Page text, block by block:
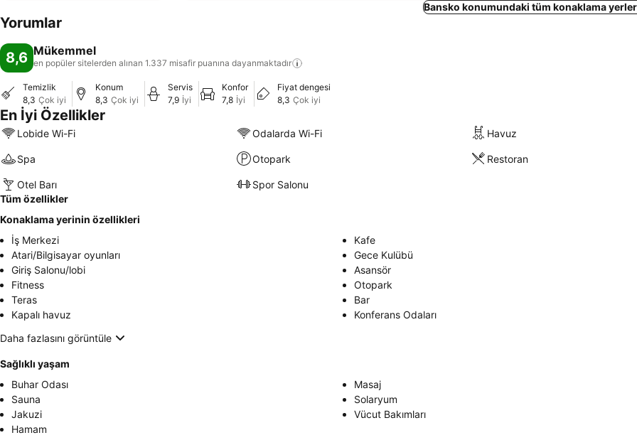
Bansko konumundaki tüm konaklama
Yorumlar
8,6 Mükemmel
en popüler sitelerden alınan 1.337 misafir puanına dayanmaktadır
Temizlik
8,3 Çok iyi
Konum
8,3 Çok iyi
Servis
7,9 İyi
Konfor
7,8 İyi
Fiyat dengesi
8,3 Çok iyi
En İyi Özellikler
Lobide Wi-Fi Odalarda Wi-Fi Havuz
Spa Otopark Restoran
Otel Barı
Spor Salonu
Tüm özellikler
Konaklama yerinin özellikleri
İş Merkezi
Kafe
Atari/Bilgisayar oyunları
Gece Kulübü
Giriş Salonu/lobi
Asansör
Fitness
Otopark
Teras
Bar
Kapalı havuz
Konferans Odaları
Daha fazlasını görüntüle
Sağlıklı yaşam
Buhar Odası
Masaj
Sauna
Solaryum
Jakuzi
Vücut Bakımları
Hamam